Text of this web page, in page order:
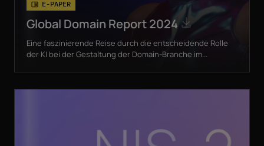
E-PAPER
Global Domain Report 2024
Eine faszinierende Reise durch die entscheidende Rolle
der KI bei der Gestaltung der Domain-Branche im...